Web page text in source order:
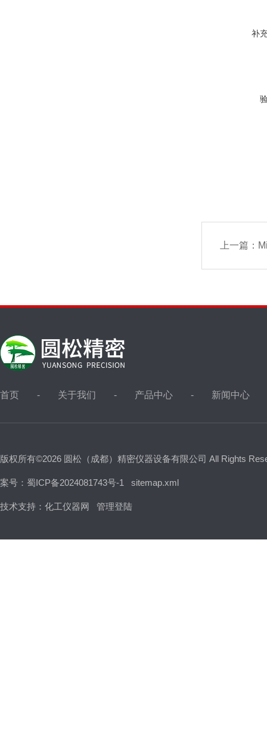
补
上一篇：
首页 关于我们 产品中心 新闻中心
版权所有©2026 圆松（成都）精密仪器设备有限公司 All Rights
案号：蜀ICP备2024081743号-1 sitemap.xml
技术支持： 化工仪器网 管理登陆